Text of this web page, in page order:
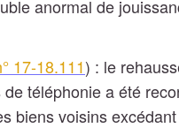
anormal de
17-18.111) : le
téléphonie a été
biens voisins